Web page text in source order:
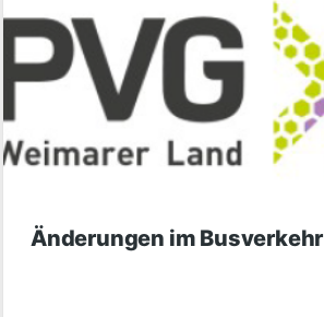
Änderungen im Busverkehr